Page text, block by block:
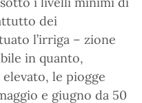
dei
l’irriga – zione
in quanto,
le piogge
e giugno da 50